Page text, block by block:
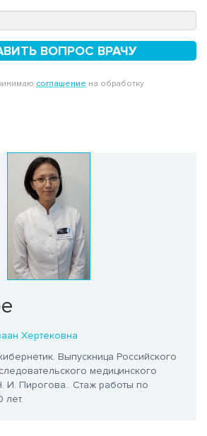
ВОПРОС ВРАЧУ
соглашение на обработку
Хертековна
Выпускница Российского
медицинского
И. Пирогова.. Стаж работы по
лет.